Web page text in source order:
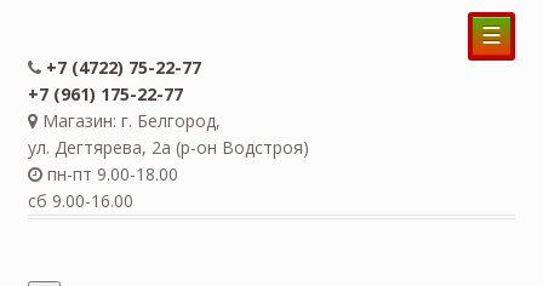
☰
+7 (4722) 75-22-77
+7 (961) 175-22-77
Магазин: г. Белгород,
ул. Дегтярева, 2а (р-он Водстроя)
пн-пт 9.00-18.00
сб 9.00-16.00